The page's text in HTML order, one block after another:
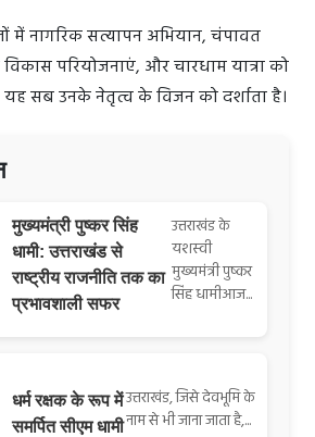
में नागरिक सत्यापन अभियान, चंपावत
विकास परियोजनाएं, और चारधाम यात्रा को
सब उनके नेतृत्व के विजन को दर्शाता है।
मुख्यमंत्री पुष्कर सिंह
धामी: उत्तराखंड से
राष्ट्रीय राजनीति तक का
प्रभावशाली सफर
उत्तराखंड के
यशस्वी
मुख्यमंत्री पुष्कर
सिंह धामीआज...
धर्म रक्षक के रूप में
समर्पित सीएम धामी
उत्तराखंड, जिसे देवभूमि के
नाम से भी जाना जाता है,...